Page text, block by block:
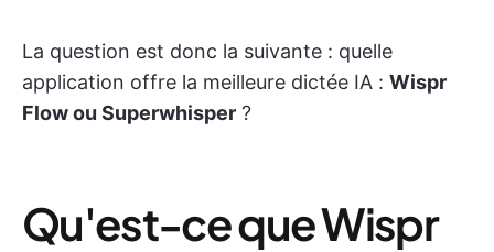
La question est donc la suivante : quelle
application offre la meilleure dictée IA : Wispr
Flow ou Superwhisper ?
Qu'est-ce que Wispr